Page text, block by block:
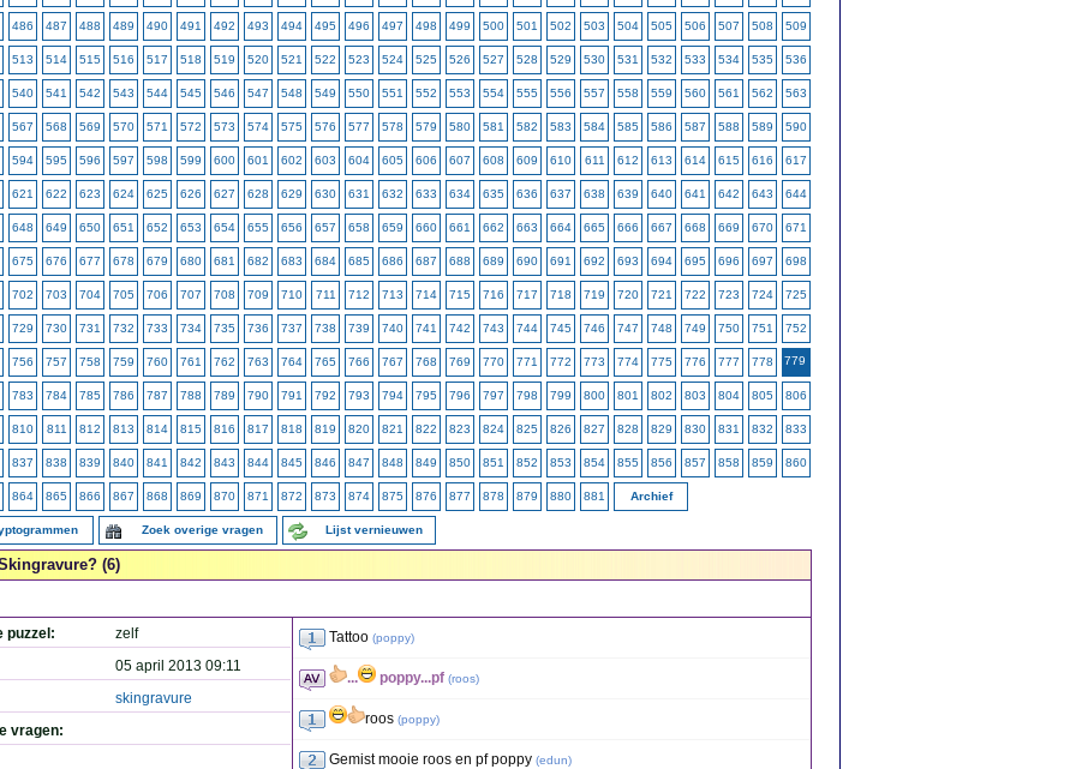
486 487 488 489 490 491 492 493 494 495 496 497 498 499 500 501 502 503 504 505 506 507 508 509
513 514 515 516 517 518 519 520 521 522 523 524 525 526 527 528 529 530 531 532 533 534 535 536
540 541 542 543 544 545 546 547 548 549 550 551 552 553 554 555 556 557 558 559 560 561 562 563
567 568 569 570 571 572 573 574 575 576 577 578 579 580 581 582 583 584 585 586 587 588 589 590
594 595 596 597 598 599 600 601 602 603 604 605 606 607 608 609 610 611 612 613 614 615 616 617
621 622 623 624 625 626 627 628 629 630 631 632 633 634 635 636 637 638 639 640 641 642 643 644
648 649 650 651 652 653 654 655 656 657 658 659 660 661 662 663 664 665 666 667 668 669 670 671
675 676 677 678 679 680 681 682 683 684 685 686 687 688 689 690 691 692 693 694 695 696 697 698
702 703 704 705 706 707 708 709 710 711 712 713 714 715 716 717 718 719 720 721 722 723 724 725
729 730 731 732 733 734 735 736 737 738 739 740 741 742 743 744 745 746 747 748 749 750 751 752
756 757 758 759 760 761 762 763 764 765 766 767 768 769 770 771 772 773 774 775 776 777 778 779
783 784 785 786 787 788 789 790 791 792 793 794 795 796 797 798 799 800 801 802 803 804 805 806
810 811 812 813 814 815 816 817 818 819 820 821 822 823 824 825 826 827 828 829 830 831 832 833
837 838 839 840 841 842 843 844 845 846 847 848 849 850 851 852 853 854 855 856 857 858 859 860
864 865 866 867 868 869 870 871 872 873 874 875 876 877 878 879 880 881 Archief
Zoek overige vragen Lijst vernieuwen
(6)
puzzel:
zelf
05 april 2013 09:11
skingravure
vragen:
Tattoo (poppy)
... poppy...pf (roos)
roos (poppy)
Gemist mooie roos en pf poppy (edun)